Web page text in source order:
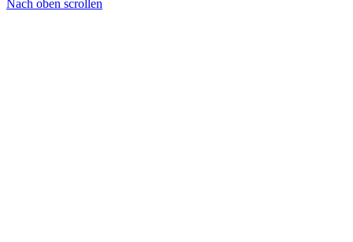
Nach oben scrollen